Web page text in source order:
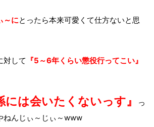
～にとったら本来可愛くて仕方ないと思
対して 『5～6年くらい懲役行ってこい』
には会いたくないっす』
っ
ねんじぃ～じぃ～www